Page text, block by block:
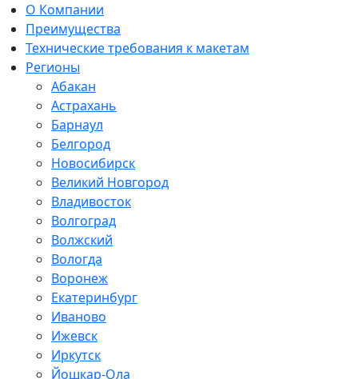
О Компании
Преимущества
Технические требования к макетам
Регионы
Абакан
Астрахань
Барнаул
Белгород
Новосибирск
Великий Новгород
Владивосток
Волгоград
Волжский
Вологда
Воронеж
Екатеринбург
Иваново
Ижевск
Иркутск
Йошкар-Ола